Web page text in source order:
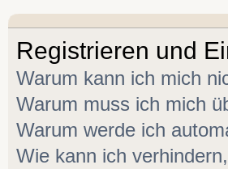
Registrieren und
Warum kann ich mich
Warum muss ich mich
Warum werde ich
Wie kann ich